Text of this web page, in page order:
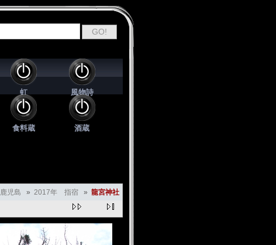
虹 風物詩
食料蔵 酒蔵
鹿児島 » 2017年 指宿 » 龍宮神社